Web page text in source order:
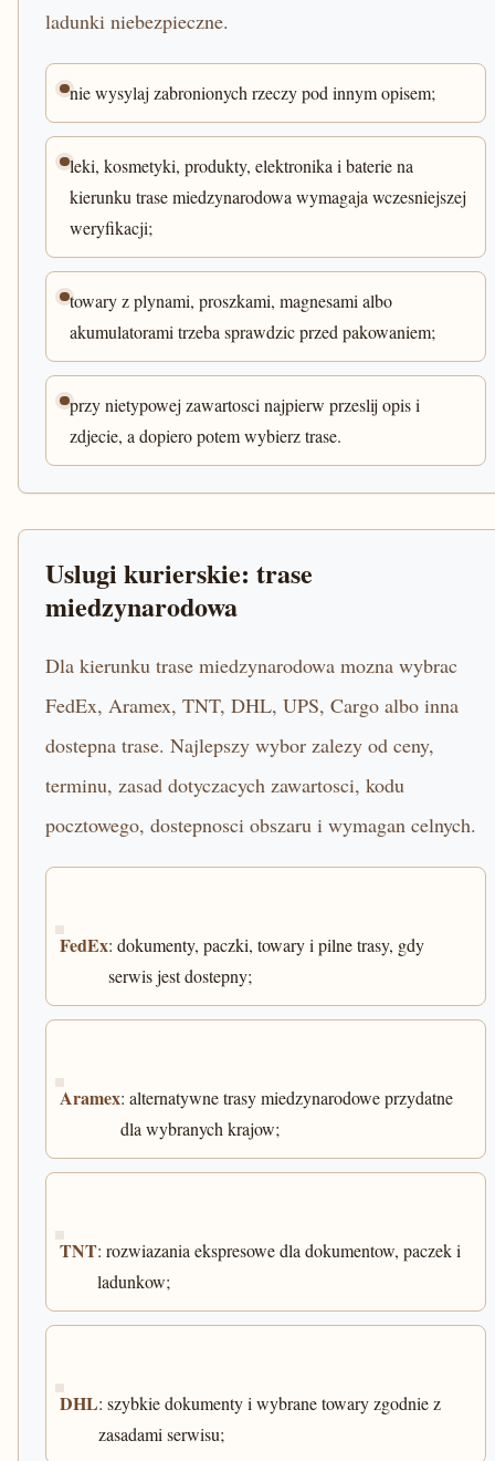
ladunki niebezpieczne.
nie wysylaj zabronionych rzeczy pod innym opisem;
leki, kosmetyki, produkty, elektronika i baterie na
kierunku trase miedzynarodowa wymagaja wczesniejszej
weryfikacji;
towary z plynami, proszkami, magnesami albo
akumulatorami trzeba sprawdzic przed pakowaniem;
przy nietypowej zawartosci najpierw przeslij opis i
zdjecie, a dopiero potem wybierz trase.
Uslugi kurierskie: trase
miedzynarodowa
Dla kierunku trase miedzynarodowa mozna wybrac
FedEx, Aramex, TNT, DHL, UPS, Cargo albo inna
dostepna trase. Najlepszy wybor zalezy od ceny,
terminu, zasad dotyczacych zawartosci, kodu
pocztowego, dostepnosci obszaru i wymagan celnych.
FedEx: dokumenty, paczki, towary i pilne trasy, gdy
serwis jest dostepny;
Aramex: alternatywne trasy miedzynarodowe przydatne
dla wybranych krajow;
TNT: rozwiazania ekspresowe dla dokumentow, paczek i
ladunkow;
DHL: szybkie dokumenty i wybrane towary zgodnie z
zasadami serwisu;